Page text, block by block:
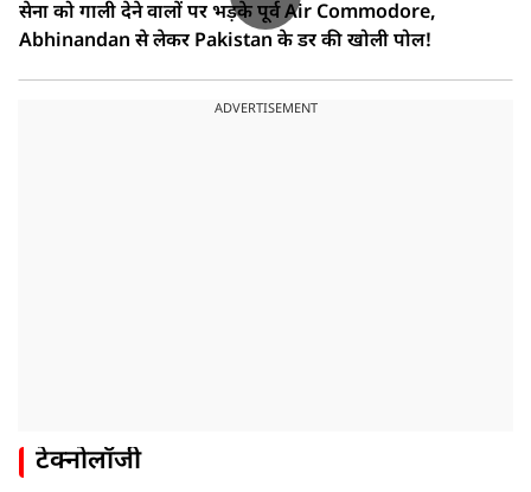
सेना को गाली देने वालों पर भड़के पूर्व Air Commodore,
Abhinandan से लेकर Pakistan के डर की खोली पोल!
ADVERTISEMENT
टेक्नोलॉजी